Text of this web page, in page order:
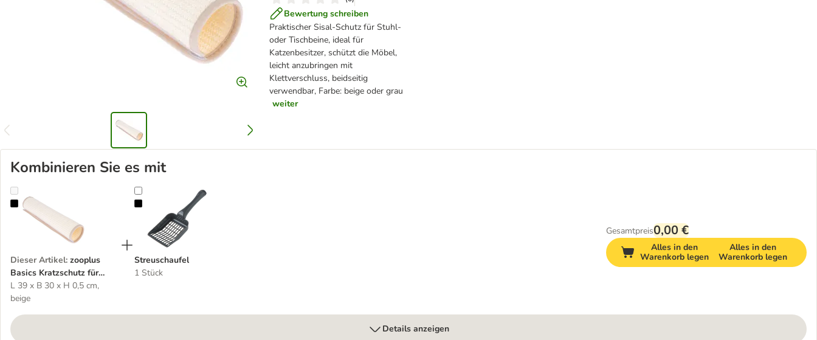
Bewertung schreiben
Praktischer Sisal-Schutz für Stuhl-
oder Tischbeine, ideal für
Katzenbesitzer, schützt die Möbel,
leicht anzubringen mit
Klettverschluss, beidseitig
verwendbar, Farbe: beige oder grau
weiter
Kombinieren Sie es mit
zooplus Basics Kratzschutz für Tischbeine
Dieser Artikel: zooplus
Basics Kratzschutz für
Tischbeine
L 39 x B 30 x H 0,5 cm,
beige
Streuschaufel
Streuschaufel
1 Stück
Gesamtpreis0,00 €
Alles in den
Warenkorb legen
Alles in den
Warenkorb legen
Details anzeigen